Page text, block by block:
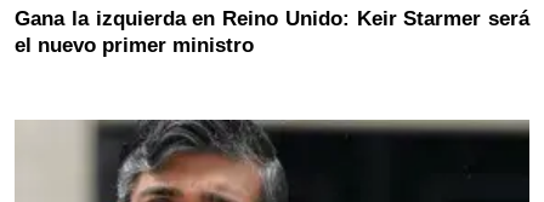
Gana la izquierda en Reino Unido: Keir Starmer será
el nuevo primer ministro